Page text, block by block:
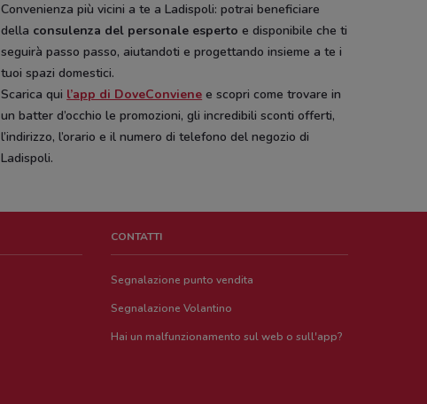
Convenienza più vicini a te a Ladispoli: potrai beneficiare
della consulenza del personale esperto e disponibile che ti
seguirà passo passo, aiutandoti e progettando insieme a te i
tuoi spazi domestici.
Scarica qui l’app di DoveConviene e scopri come trovare in
un batter d’occhio le promozioni, gli incredibili sconti offerti,
l’indirizzo, l’orario e il numero di telefono del negozio di
Ladispoli.
CONTATTI
Segnalazione punto vendita
Segnalazione Volantino
Hai un malfunzionamento sul web o sull'app?